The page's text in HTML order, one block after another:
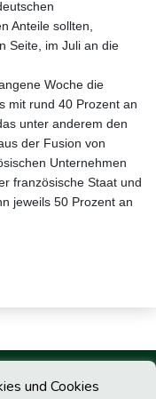
und Cookies
Anteile sollten,
Seite, im Juli an die
Woche die
mit rund 40 Prozent an
unter anderem den
der Fusion von
Unternehmen
französische Staat und
jeweils 50 Prozent an